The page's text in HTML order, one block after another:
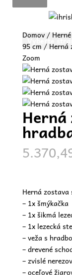
Vyberte
Domov/
95 cm / Herná
Zoom
Herná
Herná zostava
– 1x šmýkačka
– 1x šikmá
– 1x lezecká
– veža s
– drevené
– zvislé
– oceľové